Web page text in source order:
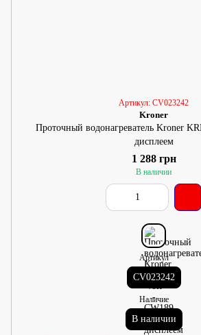
Артикул: CV023242
Kroner
Проточный водонагреватель Kroner
дисплеем
1 288 грн
В наличии
Артикул
CV023242
Наличие
В наличии